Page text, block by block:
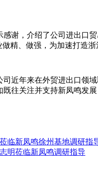
谢，介绍了公司进出口
精、做强，为加速打造
近年来在外贸进出口领
往关注并支持新凤鸣发
临新凤鸣徐州基地调研指
明莅临新凤鸣调研指导